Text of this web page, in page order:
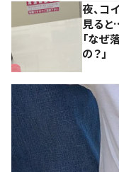
夜、コ
見ると
「なぜ
の？」